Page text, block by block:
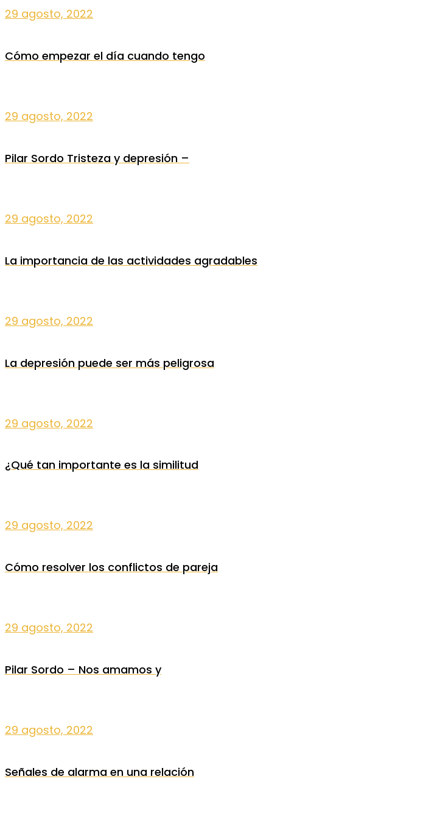
29 agosto, 2022
Cómo empezar el día cuando tengo
29 agosto, 2022
Pilar Sordo Tristeza y depresión –
29 agosto, 2022
La importancia de las actividades agradables
29 agosto, 2022
La depresión puede ser más peligrosa
29 agosto, 2022
¿Qué tan importante es la similitud
29 agosto, 2022
Cómo resolver los conflictos de pareja
29 agosto, 2022
Pilar Sordo – Nos amamos y
29 agosto, 2022
Señales de alarma en una relación